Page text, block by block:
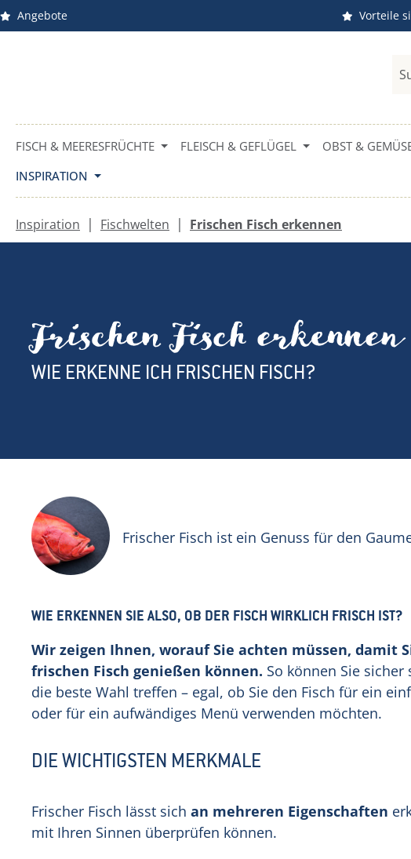
Hauptinhalt springen
Zur Suche springen
Zur Hauptnavigation springen
Angebote Vorteile
FISCH & MEERESFRÜCHTE FLEISCH & GEFLÜGEL OBST &
INSPIRATION
Inspiration | Fischwelten | Frischen Fisch erkennen
Frischen Fisch erkennen
WIE ERKENNE ICH FRISCHEN FISCH?
Frischer Fisch ist ein Genuss für den
WIE ERKENNEN SIE ALSO, OB DER FISCH WIRKLICH FRISCH IST?
Wir zeigen Ihnen, worauf Sie achten müssen, damit
frischen Fisch genießen können. So können Sie sicher
die beste Wahl treffen – egal, ob Sie den Fisch für ein
oder für ein aufwändiges Menü verwenden möchten.
DIE WICHTIGSTEN MERKMALE
Frischer Fisch lässt sich an mehreren Eigenschaften
mit Ihren Sinnen überprüfen können.